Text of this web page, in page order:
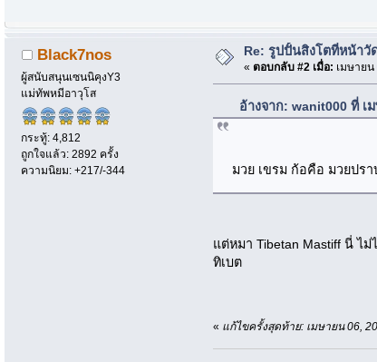
Black7nos
ผู้สนับสนุนเซนนิคุงY3
แม่ทัพหมีอาวุโส
กระทู้: 4,812
ถูกใจแล้ว: 2892 ครั้ง
ความนิยม: +217/-344
Re: รูปปั้นสิงโตที่หน้า
« ตอบกลับ #2 เมื่อ: เมษายน
อ้างจาก: wanit000 ที่ เ
มวย เขรม ก้อคือ มวยปร
แต่หมา Tibetan Mastiff นี่ ไ
ทิเบต
« แก้ไขครั้งสุดท้าย: เมษายน 06,